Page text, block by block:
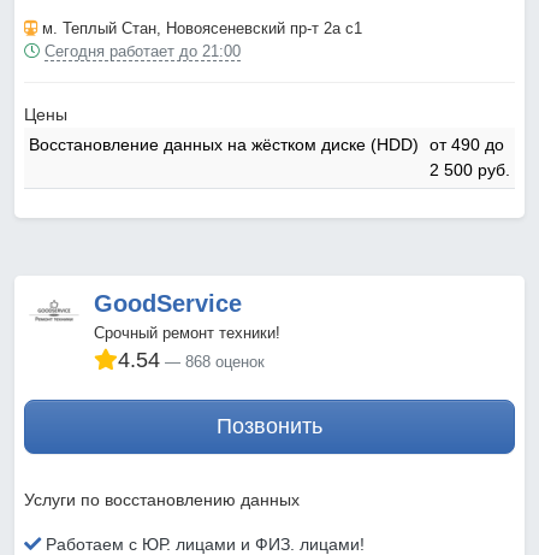
м. Теплый Стан, Новоясеневский пр-т 2а с1
Сегодня работает до 21:00
Цены
Восстановление данных на жёстком диске (HDD)
от 490 до
2 500 pyб.
GoodService
Срочный ремонт техники!
4.54 868 оценок
Позвонить
Услуги по восстановлению данных
Работаем с ЮР. лицами и ФИЗ. лицами!